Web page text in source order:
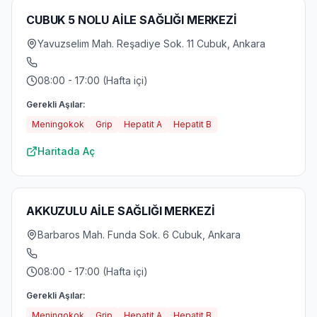
CUBUK 5 NOLU AİLE SAĞLIĞI MERKEZİ
Yavuzselim Mah. Reşadiye Sok. 11 Cubuk, Ankara
08:00 - 17:00 (Hafta içi)
Gerekli Aşılar:
Meningokok
Grip Hepatit A Hepatit B
Haritada Aç
AKKUZULU AİLE SAĞLIĞI MERKEZİ
Barbaros Mah. Funda Sok. 6 Cubuk, Ankara
08:00 - 17:00 (Hafta içi)
Gerekli Aşılar: